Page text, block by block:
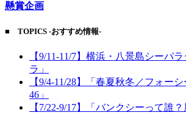
懸賞企画
■ TOPICS -おすすめ情報-
【9/11-11/7】横浜・八景島シーパ
ラ」
【9/4-11/28】「春夏秋冬／フォー
46」
【7/22-9/17】「バンクシーって誰？